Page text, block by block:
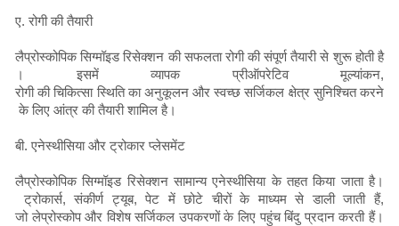
ए. रोगी की तैयारी
लैप्रोस्कोपिक सिग्मॉइड रिसेक्शन की सफलता रोगी की संपूर्ण तैयारी से शुरू होती है
। इसमें व्यापक प्रीऑपरेटिव मूल्यांकन,
रोगी की चिकित्सा स्थिति का अनुकूलन और स्वच्छ सर्जिकल क्षेत्र सुनिश्चित करने
के लिए आंत्र की तैयारी शामिल है।
बी. एनेस्थीसिया और ट्रोकार प्लेसमेंट
लैप्रोस्कोपिक सिग्मॉइड रिसेक्शन सामान्य एनेस्थीसिया के तहत किया जाता है।
ट्रोकार्स, संकीर्ण ट्यूब, पेट में छोटे चीरों के माध्यम से डाली जाती हैं,
जो लेप्रोस्कोप और विशेष सर्जिकल उपकरणों के लिए पहुंच बिंदु प्रदान करती हैं।